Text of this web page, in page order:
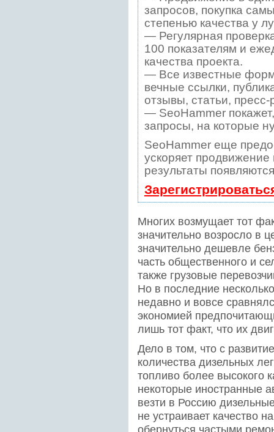
запросов, покупка
степенью качества у
— Регулярная
100 показателям и
качества проекта.
— Все известные
вечные ссылки,
отзывы, статьи,
— SeoHammer
запросы, на которые
SeoHammer еще
ускоряет
результаты
Многих возмущает тот
значительно возросло в
значительно дешевле
часть общественного и
также грузовые
Но в последние
недавно и вовсе
экономией
лишь тот факт, что их
Дело в том, что с
количества дизельных
топливо более высокого
некоторые иностранные
везти в Россию
не устраивает качество
обернуться частыми